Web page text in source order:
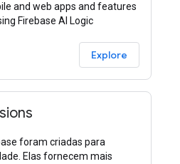
and web apps and features
Firebase AI Logic
Explore
foram criadas para
Elas fornecem mais